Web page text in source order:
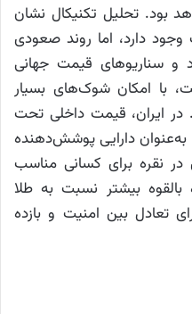
بود. تحلیل تکنیکال نشان
دارد، اما روند صعودی
سناریوهای قیمت جهانی
است، با امکان شوک‌های بسیار
ایران، قیمت داخلی تحت
به‌عنوان دارایی پوشش‌دهنده
در نقره برای کسانی مناسب
بیشتر نسبت به طلا
تعادل بین امنیت و بازده